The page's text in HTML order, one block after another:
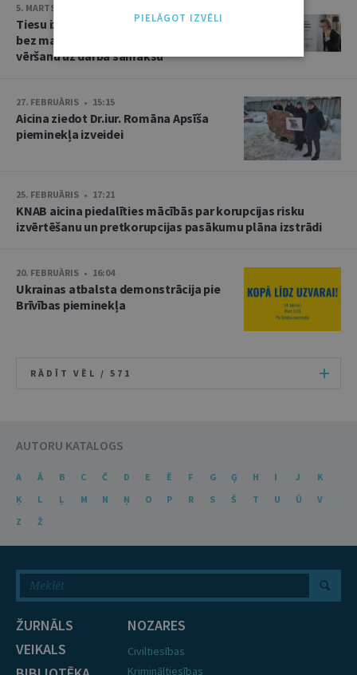
5. MARTS • 10:25
Tiesu izpildītāju dienā iedzīvotājus
bez maksas konsultēs par piedziņas
vēršanu uz darba samaksu
27. FEBRUĀRIS • 15:15
Aicina ziedot Dr.iur. Romāna Apsīša
pieminekļa izveidei
25. FEBRUĀRIS • 17:21
KNAB aicina piedalīties mācībās par korupcijas risku
izvērtēšanu un pretkorupcijas pasākumu plāna izstrādi
20. FEBRUĀRIS • 16:04
Ukrainas atbalsta demonstrācija pie
Brīvības pieminekļa
RĀDĪT VĒL / 571
AUTORU KATALOGS
A Ā B C Č D E Ē F G Ģ H I J
K
Ķ
L Ļ M N Ņ O P R S Š T U Ū
V
Z
Ž
ŽURNĀLS
VEIKALS
NOZARES
Civiltiesības
Krimināltiesības
PIELĀGOT IZVĒLI